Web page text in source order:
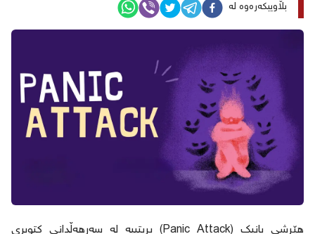
بڵاویبکەرەوە لە
هێرشی پانیک (Panic Attack) بریتییە لە سەرهەڵدانی کتوپڕی